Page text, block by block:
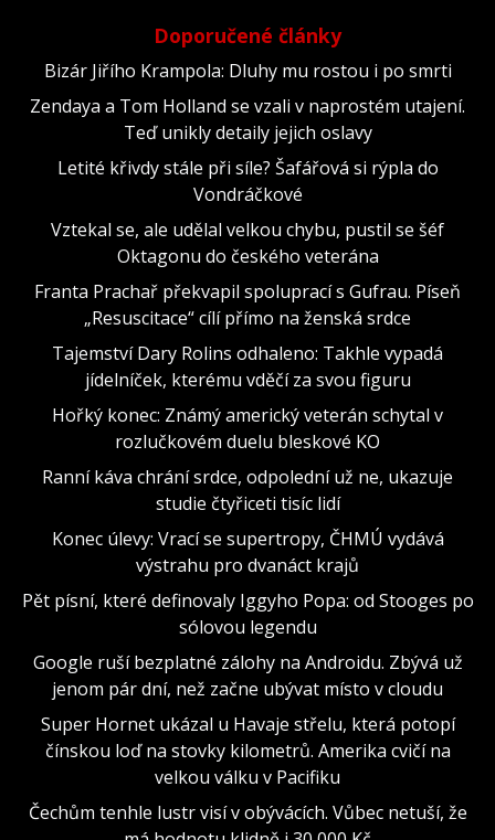
Doporučené články
Bizár Jiřího Krampola: Dluhy mu rostou i po smrti
Zendaya a Tom Holland se vzali v naprostém utajení.
Teď unikly detaily jejich oslavy
Letité křivdy stále při síle? Šafářová si rýpla do
Vondráčkové
Vztekal se, ale udělal velkou chybu, pustil se šéf
Oktagonu do českého veterána
Franta Prachař překvapil spoluprací s Gufrau. Píseň
„Resuscitace“ cílí přímo na ženská srdce
Tajemství Dary Rolins odhaleno: Takhle vypadá
jídelníček, kterému vděčí za svou figuru
Hořký konec: Známý americký veterán schytal v
rozlučkovém duelu bleskové KO
Ranní káva chrání srdce, odpolední už ne, ukazuje
studie čtyřiceti tisíc lidí
Konec úlevy: Vrací se supertropy, ČHMÚ vydává
výstrahu pro dvanáct krajů
Pět písní, které definovaly Iggyho Popa: od Stooges po
sólovou legendu
Google ruší bezplatné zálohy na Androidu. Zbývá už
jenom pár dní, než začne ubývat místo v cloudu
Super Hornet ukázal u Havaje střelu, která potopí
čínskou loď na stovky kilometrů. Amerika cvičí na
velkou válku v Pacifiku
Čechům tenhle lustr visí v obývácích. Vůbec netuší, že